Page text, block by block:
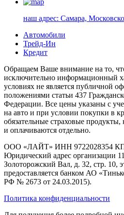
наш адрес: Самара,
Автомобили
Трейд-Ин
Кредит
Обращаем Ваше внимание на то,
исключительно информационный
условиях не является публичной
положениями статьи 437
Федерации. Все цены указаны с
на авто и при условии покупки в
обязательные страховые
и оплачиваются отдельно.
ООО «ЛАЙТ» ИНН 9722028354
Юридический адрес организации
Золоторожский Вал, д. 32, стр. 10,
предоставляется банком АО
РФ № 2673 от 24.03.2015).
Политика конфиденциальности